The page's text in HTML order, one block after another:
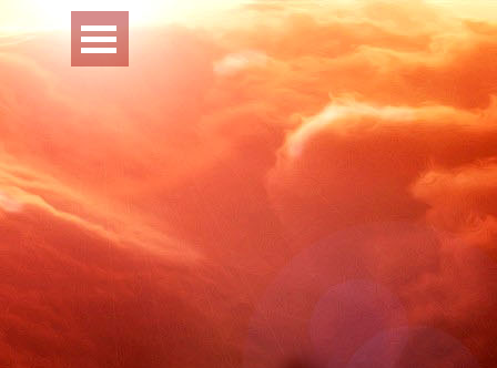
Перейти к контенту
Пропустить меню